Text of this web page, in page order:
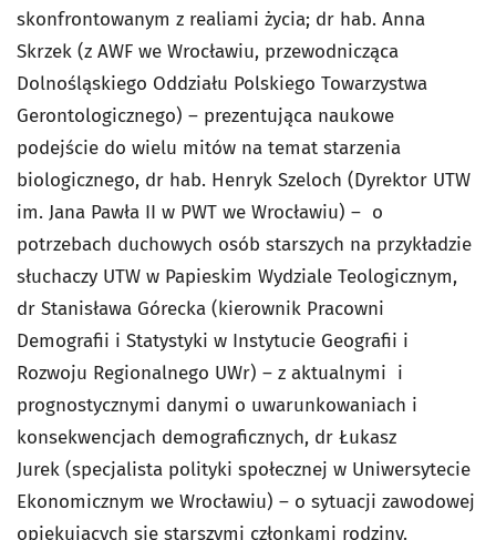
skonfrontowanym z realiami życia; dr hab. Anna
Skrzek (z AWF we Wrocławiu, przewodnicząca
Dolnośląskiego Oddziału Polskiego Towarzystwa
Gerontologicznego) – prezentująca naukowe
podejście do wielu mitów na temat starzenia
biologicznego, dr hab. Henryk Szeloch (Dyrektor UTW
im. Jana Pawła II w PWT we Wrocławiu) – o
potrzebach duchowych osób starszych na przykładzie
słuchaczy UTW w Papieskim Wydziale Teologicznym,
dr Stanisława Górecka (kierownik Pracowni
Demografii i Statystyki w Instytucie Geografii i
Rozwoju Regionalnego UWr) – z aktualnymi i
prognostycznymi danymi o uwarunkowaniach i
konsekwencjach demograficznych, dr Łukasz
Jurek (specjalista polityki społecznej w Uniwersytecie
Ekonomicznym we Wrocławiu) – o sytuacji zawodowej
opiekujących się starszymi członkami rodziny.